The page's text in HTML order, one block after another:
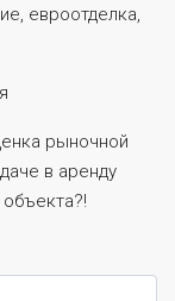
евроотделка,
рыночной
в аренду